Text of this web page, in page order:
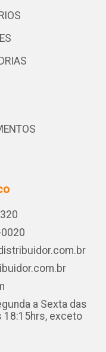
a Sexta das
18:15hrs, exceto